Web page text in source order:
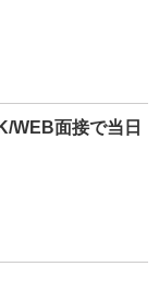
WEB面接で当日